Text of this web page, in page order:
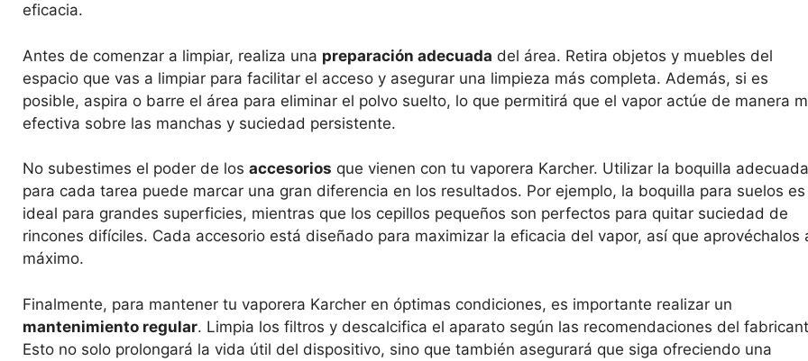
eficacia.
Antes de comenzar a limpiar, realiza una preparación adecuada del área. Retira objetos y muebles del
espacio que vas a limpiar para facilitar el acceso y asegurar una limpieza más completa. Además, si es
posible, aspira o barre el área para eliminar el polvo suelto, lo que permitirá que el vapor actúe de manera
efectiva sobre las manchas y suciedad persistente.
No subestimes el poder de los accesorios que vienen con tu vaporera Karcher. Utilizar la boquilla adecuada
para cada tarea puede marcar una gran diferencia en los resultados. Por ejemplo, la boquilla para suelos es
ideal para grandes superficies, mientras que los cepillos pequeños son perfectos para quitar suciedad de
rincones difíciles. Cada accesorio está diseñado para maximizar la eficacia del vapor, así que aprovéchalos
máximo.
Finalmente, para mantener tu vaporera Karcher en óptimas condiciones, es importante realizar un
mantenimiento regular. Limpia los filtros y descalcifica el aparato según las recomendaciones del
Esto no solo prolongará la vida útil del dispositivo, sino que también asegurará que siga ofreciendo una